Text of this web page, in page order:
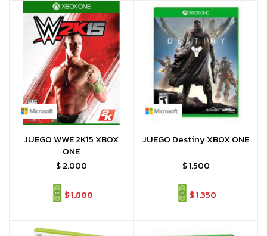
JUEGO WWE 2K15 XBOX
ONE
$ 2.000
$1.800
JUEGO Destiny XBOX ONE
$1.500
$1.350